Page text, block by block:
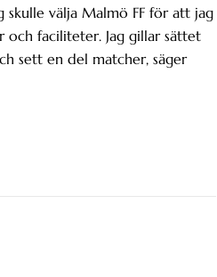
välja Malmö FF för att jag
faciliteter. Jag gillar sättet
sett en del matcher, säger